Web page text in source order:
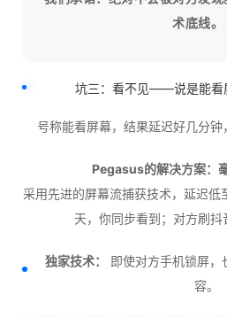
术底线。
坑三：看不见——说是能看
号称能看屏幕，结果延迟好几分钟
Pegasus的解决方案：
采用先进的屏幕流捕获技术，延迟
天，你同步看到；对方刷抖
独家技术：
即使对方手机锁屏，
容。